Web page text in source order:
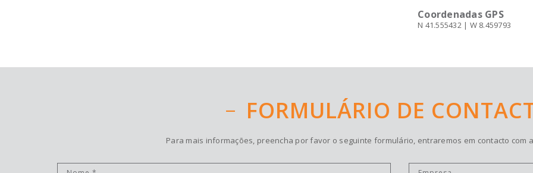
Coordenadas GPS
N 41.555432 | W 8.459793
FORMULÁRIO DE
Para mais informações, preencha por favor o seguinte formulário, entraremos em contacto com